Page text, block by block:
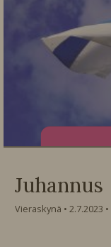
Juhannus
Vieraskynä 2.7.2023